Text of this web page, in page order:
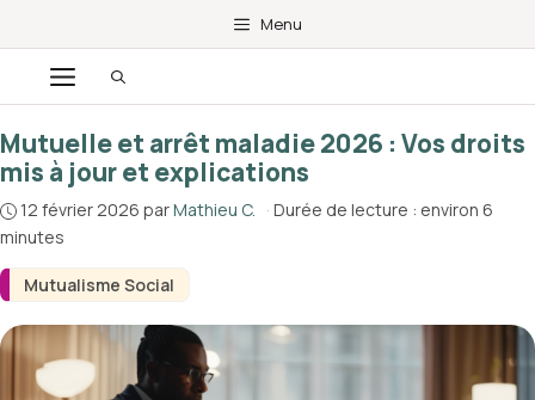
au
contenu
Menu
Menu
Mutualisme Social
Mutuelle et arrêt maladie 2026 : Vos droits
mis à jour et explications
12 février 2026 parMathieu C. · Durée de lecture : environ 6
minutes